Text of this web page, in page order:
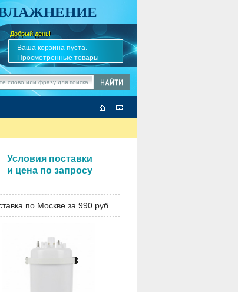
Добрый день!
✎Ваша корзина пуста.
Просмотренные товары
Условия поставки
и цена по запросу
по Москве за 990 руб.